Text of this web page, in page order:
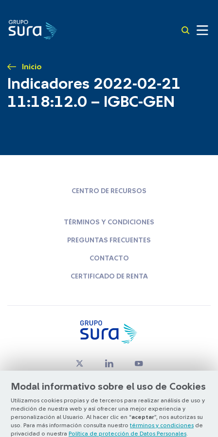
Inicio
Indicadores 2022-02-21
11:18:12.0 – IGBC-GEN
Modal informativo sobre el uso de Cookies
Utilizamos cookies propias y de terceros para realizar análisis de uso y
medición de nuestra web y así ofrecer una mejor experiencia y
personalización al Usuario. Al hacer clic en “aceptar”, nos autorizas su
uso. Para más información consulta nuestro términos y condiciones de
privacidad o nuestra Política de protección de Datos Personales
CENTRO DE RECURSOS
TÉRMINOS Y CONDICIONES
PREGUNTAS FRECUENTES
CONTACTO
CERTIFICADO DE RENTA
© Copyright Grupo SURA 2026